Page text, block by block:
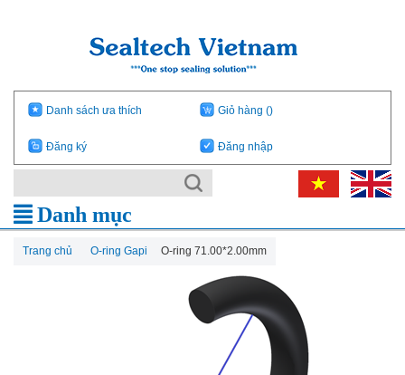
Danh sách ưa thích Giỏ hàng()
Đăng ký Đăng nhập
Danh mục
Trang chủ O-ring Gapi O-ring 71.00*2.00mm